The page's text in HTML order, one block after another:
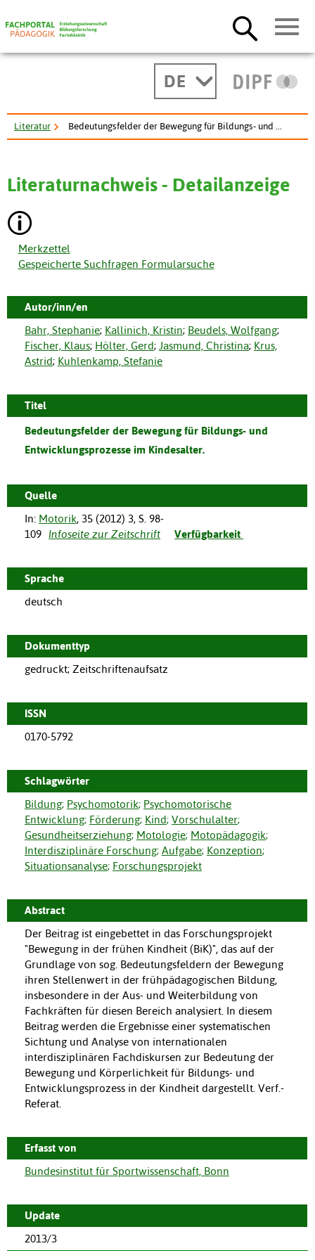
DE
Literatur Bedeutungsfelder der Bewegung für Bildungs- und ...
Literaturnachweis - Detailanzeige
Merkzettel
Gespeicherte Suchfragen Formularsuche
Autor/inn/en
Bahr, Stephanie; Kallinich, Kristin; Beudels, Wolfgang;
Fischer, Klaus; Hölter, Gerd; Jasmund, Christina; Krus,
Astrid; Kuhlenkamp, Stefanie
Titel
Bedeutungsfelder der Bewegung für Bildungs- und
Entwicklungsprozesse im Kindesalter.
Quelle
In: Motorik, 35 (2012) 3, S. 98-
109
Infoseite zur Zeitschrift Verfügbarkeit
Sprache
deutsch
Dokumenttyp
gedruckt; Zeitschriftenaufsatz
ISSN
0170-5792
Schlagwörter
Bildung; Psychomotorik; Psychomotorische
Entwicklung; Förderung; Kind; Vorschulalter;
Gesundheitserziehung; Motologie; Motopädagogik;
Interdisziplinäre Forschung; Aufgabe; Konzeption;
Situationsanalyse; Forschungsprojekt
Abstract
Der Beitrag ist eingebettet in das Forschungsprojekt
"Bewegung in der frühen Kindheit (BiK)", das auf der
Grundlage von sog. Bedeutungsfeldern der Bewegung
ihren Stellenwert in der frühpädagogischen Bildung,
insbesondere in der Aus- und Weiterbildung von
Fachkräften für diesen Bereich analysiert. In diesem
Beitrag werden die Ergebnisse einer systematischen
Sichtung und Analyse von internationalen
interdisziplinären Fachdiskursen zur Bedeutung der
Bewegung und Körperlichkeit für Bildungs- und
Entwicklungsprozess in der Kindheit dargestellt. Verf.-
Referat.
Erfasst von
Bundesinstitut für Sportwissenschaft, Bonn
Update
2013/3